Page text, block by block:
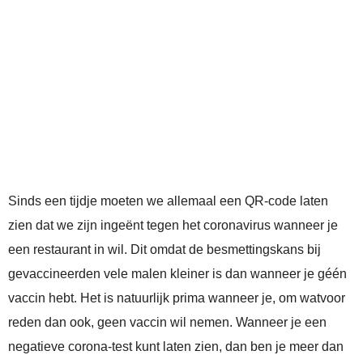
Sinds een tijdje moeten we allemaal een QR-code laten
zien dat we zijn ingeënt tegen het coronavirus wanneer je
een restaurant in wil. Dit omdat de besmettingskans bij
gevaccineerden vele malen kleiner is dan wanneer je géén
vaccin hebt. Het is natuurlijk prima wanneer je, om watvoor
reden dan ook, geen vaccin wil nemen. Wanneer je een
negatieve corona-test kunt laten zien, dan ben je meer dan